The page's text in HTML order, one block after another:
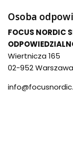
Osoba
FOCUS NORDIC
Wiertnicza 165
02-952